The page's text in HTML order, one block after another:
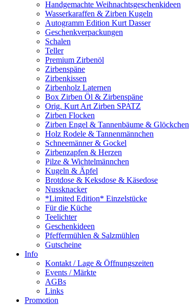
Handgemachte Weihnachtsgeschenkideen
Wasserkaraffen & Zirben Kugeln
Autogramm Edition Kurt Dasser
Geschenkverpackungen
Schalen
Teller
Premium Zirbenöl
Zirbenspäne
Zirbenkissen
Zirbenholz Laternen
Box Zirben Öl & Zirbenspäne
Orig. Kurt Art Zirben SPATZ
Zirben Flocken
Zirben Engel & Tannenbäume & Glöckchen
Holz Rodele & Tannenmännchen
Schneemänner & Gockel
Zirbenzapfen & Herzen
Pilze & Wichtelmännchen
Kugeln & Äpfel
Brotdose & Keksdose & Käsedose
Nussknacker
*Limited Edition* Einzelstücke
Für die Küche
Teelichter
Geschenkideen
Pfeffermühlen & Salzmühlen
Gutscheine
Info
Kontakt / Lage & Öffnungszeiten
Events / Märkte
AGBs
Links
Promotion